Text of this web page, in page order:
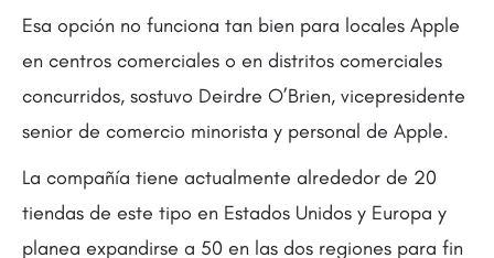
Esa opción no funciona tan bien para locales Apple
en centros comerciales o en distritos comerciales
concurridos, sostuvo Deirdre O’Brien, vicepresidente
senior de comercio minorista y personal de Apple.
La compañía tiene actualmente alrededor de 20
tiendas de este tipo en Estados Unidos y Europa y
planea expandirse a 50 en las dos regiones para fin